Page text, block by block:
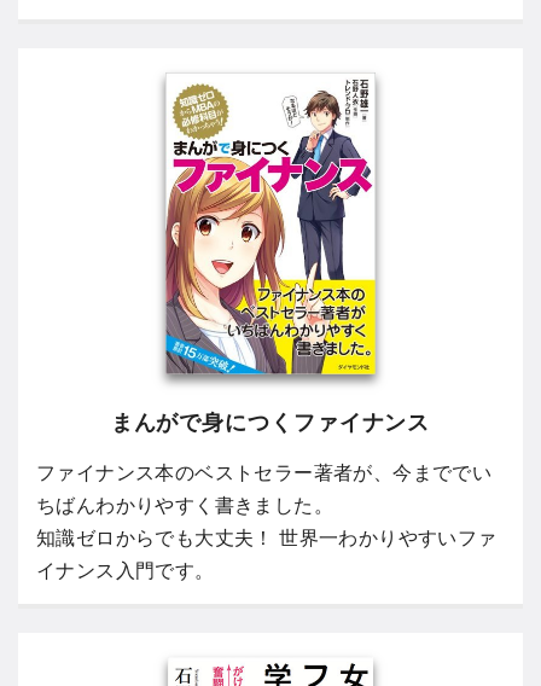
まんがで身につくファイナンス
ファイナンス本のベストセラー著者が、今まででい
ちばんわかりやすく書きました。
知識ゼロからでも大丈夫！ 世界一わかりやすいファ
イナンス入門です。